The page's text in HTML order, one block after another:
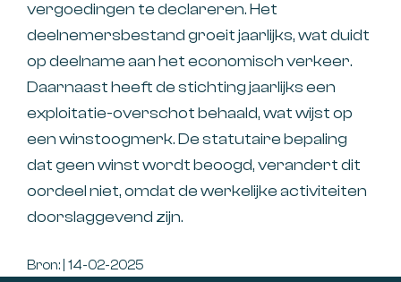
vergoedingen te declareren. Het
deelnemersbestand groeit jaarlijks, wat duidt
op deelname aan het economisch verkeer.
Daarnaast heeft de stichting jaarlijks een
exploitatie-overschot behaald, wat wijst op
een winstoogmerk. De statutaire bepaling
dat geen winst wordt beoogd, verandert dit
oordeel niet, omdat de werkelijke activiteiten
doorslaggevend zijn.
Bron: | 14-02-2025